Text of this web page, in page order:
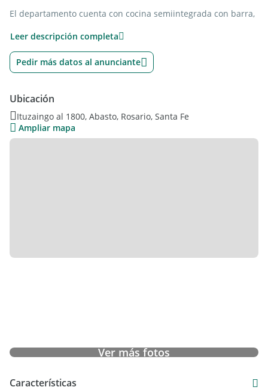
El departamento cuenta con cocina semiintegrada con barra,
parrillero; un dormitorio también con salida al balcón y un
baño completo.
CONSULTá FINANCIACIóN
MáS UNIDADES DISPONIBLES DE 2, 3 y 4 DORMITORIOS.
COCHERAS DISPONIBLES.
Leer descripción completa
Pedir más datos al anunciante
Ubicación
Ituzaingo al 1800, Abasto, Rosario, Santa Fe
Ampliar mapa
Ver más fotos
Características